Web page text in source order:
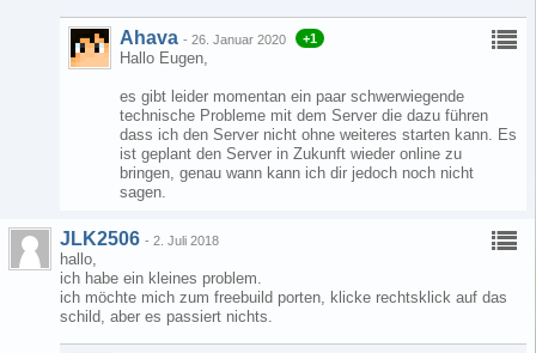
Ahava - 26. Januar 2020 +1
Hallo Eugen,
es gibt leider momentan ein paar schwerwiegende
technische Probleme mit dem Server die dazu führen
dass ich den Server nicht ohne weiteres starten kann. Es
ist geplant den Server in Zukunft wieder online zu
bringen, genau wann kann ich dir jedoch noch nicht
sagen.
JLK2506 - 2. Juli 2018
hallo,
ich habe ein kleines problem.
ich möchte mich zum freebuild porten, klicke rechtsklick auf das
schild, aber es passiert nichts.